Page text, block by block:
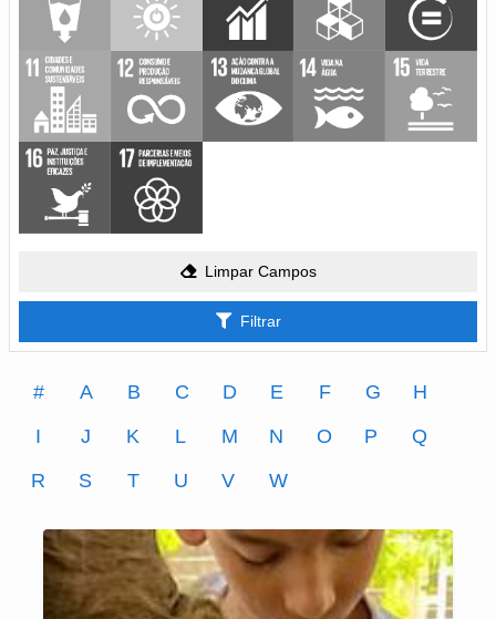
Limpar Campos
Filtrar
# A B C D E F G
H
I
J K L M N O P
Q
R
S T U V W